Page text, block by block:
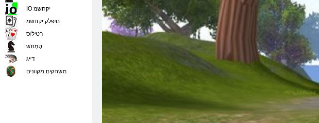
IO יקחשמ
םיפלק יקחשמ
רטילוס
טָמְחַׁש
דייג
משחקים מקוונים